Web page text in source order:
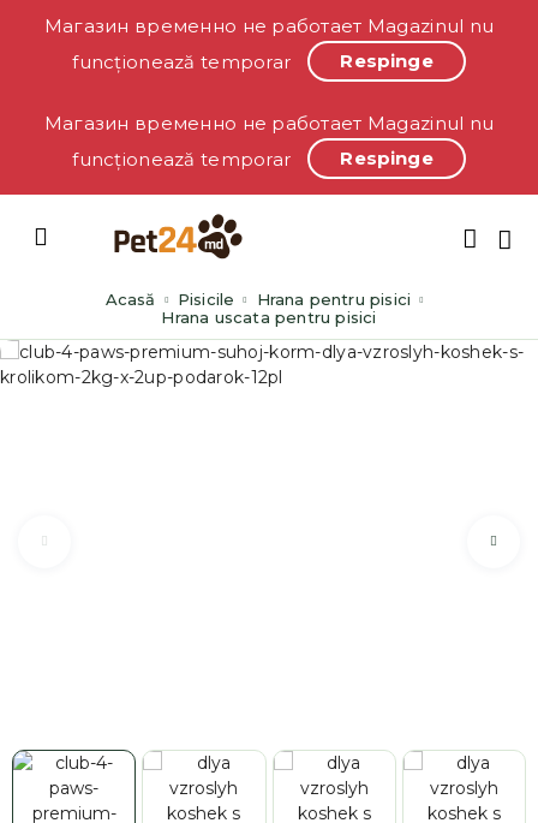
Магазин временно не работает Magazinul nu
funcționează temporar
Respinge
Магазин временно не работает Magazinul nu
funcționează temporar
Respinge
Acasă Pisicile
Hrana pentru pisici
Hrana uscata pentru pisici